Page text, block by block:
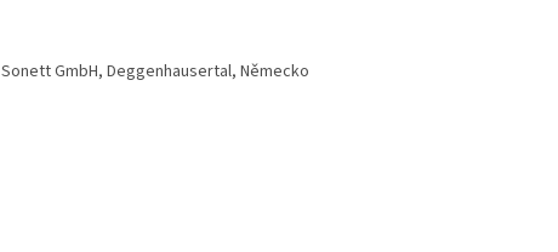
Sonett GmbH, Deggenhausertal, Německo